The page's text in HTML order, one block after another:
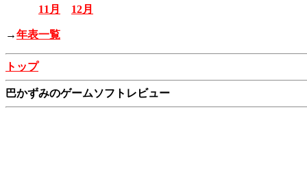
11月 12月
→年表一覧
トップ
巴かずみのゲームソフトレビュー